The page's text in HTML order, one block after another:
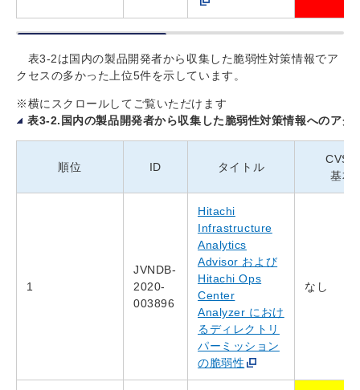
表3-2は国内の製品開発者から収集した脆弱性対策情報でア
クセスの多かった上位5件を示しています。
※横にスクロールしてご覧いただけます
表3-2.国内の製品開発者から収集した脆弱性対策情報へのア
順位 ID タイトル
基本
1
JVNDB-
2020-
003896
Hitachi
Infrastructure
Analytics
Advisor および
Hitachi Ops
Center
Analyzer におけ
るディレクトリ
パーミッション
の脆弱性
なし